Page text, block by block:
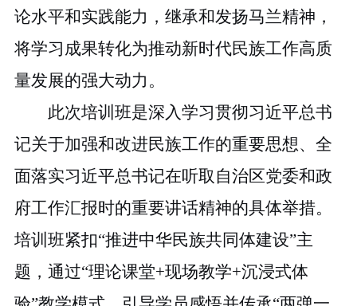
论水平和实践能力 ， 继承和发扬马兰精神，
将学习成果转化为推动新时代民族工作高质
量发展的强大动力。
此次培训班是深入学习贯彻习近平总书
记关于加强和改进民族工作的重要思想、 全
面落实习近平总书记在听取 自治区党委和政
府工作汇报时的重要讲话精神的具体举措。
培训班紧扣“推进中华民族共同体建设”主
题， 通过“理论课堂+现场教学+沉浸式体